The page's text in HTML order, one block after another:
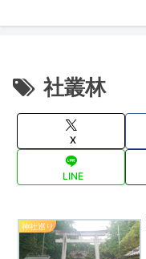
社叢林
X
LINE
神社巡り